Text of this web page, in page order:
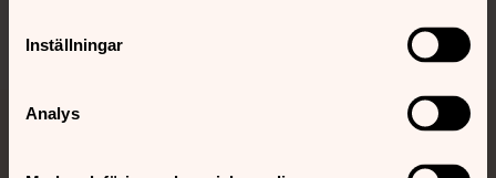
Inställningar
Analys